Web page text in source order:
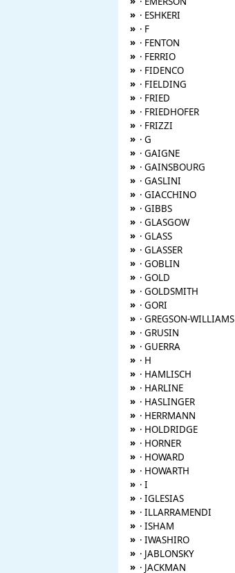
» · ESHKERI
» · F
» · FENTON
» · FERRIO
» · FIDENCO
» · FIELDING
» · FRIED
» · FRIEDHOFER
» · FRIZZI
» · G
» · GAIGNE
» · GAINSBOURG
» · GASLINI
» · GIACCHINO
» · GIBBS
» · GLASGOW
» · GLASS
» · GLASSER
» · GOBLIN
» · GOLD
» · GOLDSMITH
» · GORI
» · GREGSON-WILLIAMS
» · GRUSIN
» · GUERRA
» · H
» · HAMLISCH
» · HARLINE
» · HASLINGER
» · HERRMANN
» · HOLDRIDGE
» · HORNER
» · HOWARD
» · HOWARTH
» · I
» · IGLESIAS
» · ILLARRAMENDI
» · ISHAM
» · IWASHIRO
» · JABLONSKY
» · JACKMAN